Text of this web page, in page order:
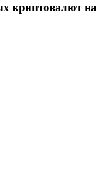
и гибкие проценты
криптовалют на